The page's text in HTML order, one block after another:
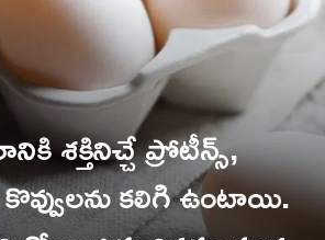
శక్తినిచ్చే ప్రోటీన్స్,
కలిగి ఉంటాయి.